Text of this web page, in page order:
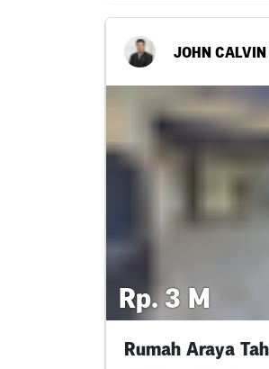
JOHN CALVIN
Rp. 3 M
Rumah Araya